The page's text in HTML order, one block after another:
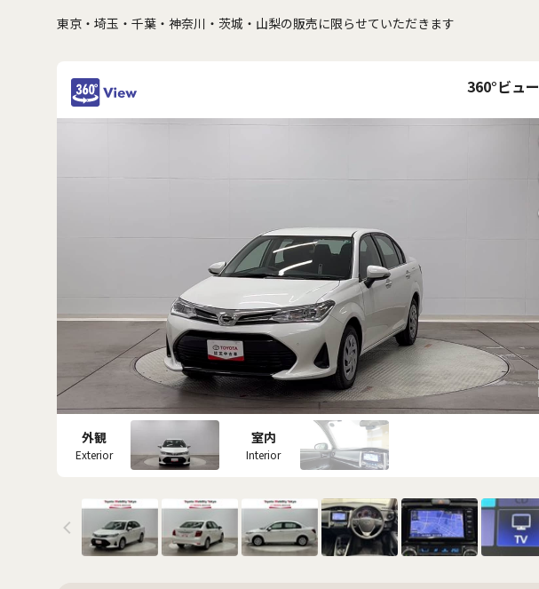
東京・埼玉・千葉・神奈川・茨城・山梨の販売に限らせていただきます
360°ビュー
外観
Exterior
室内
Interior